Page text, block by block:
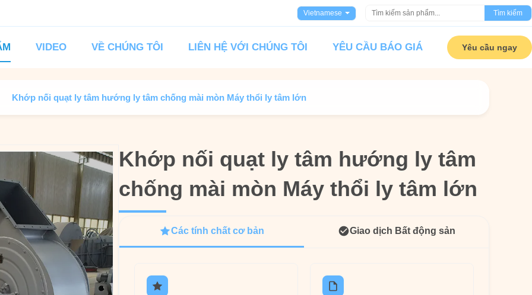
Vietnamese Tìm kiếm
VIDEO VỀ CHÚNG TÔI LIÊN HỆ VỚI CHÚNG TÔI YÊU CẦU BÁO GIÁ Yêu cầu ngay
Khớp nối quạt ly tâm hướng ly tâm chống mài mòn Máy thổi ly tâm lớn
Khớp nối quạt ly tâm hướng ly tâm
chống mài mòn Máy thổi ly tâm lớn
Khớp nối quạt ly tâm hướng ly tâm
chống mài mòn Máy thổi ly tâm lớn
Các tính chất cơ bản Giao dịch Bất động sản